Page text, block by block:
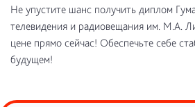
Не упустите шанс получить диплом
телевидения и радиовещания им. М.А.
цене прямо сейчас! Обеспечьте себе
будущем!